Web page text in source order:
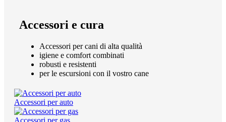
Accessori e cura
Accessori per cani di alta qualità
igiene e comfort combinati
robusti e resistenti
per le escursioni con il vostro cane
Accessori per auto